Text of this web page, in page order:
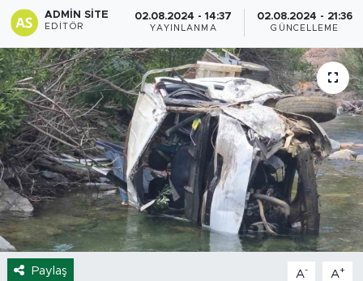
ADMIN SITE
EDITÖR
02.08.2024 - 14:37
YAYINLANMA
02.08.2024 - 21:36
GÜNCELLEME
Paylaş A- A+
MD Prestij Dergisi
Siyaset
Spor
Yaşam
Sağlık
Eğitim
Ekonomi
Haber Arşivi